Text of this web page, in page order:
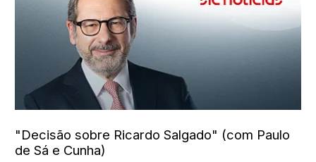
"Decisão sobre Ricardo Salgado" (com Paulo
de Sá e Cunha)